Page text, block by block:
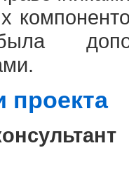
проекта